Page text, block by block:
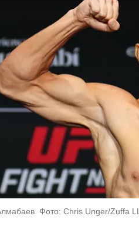
Фото: Chris Unger/Zuffa